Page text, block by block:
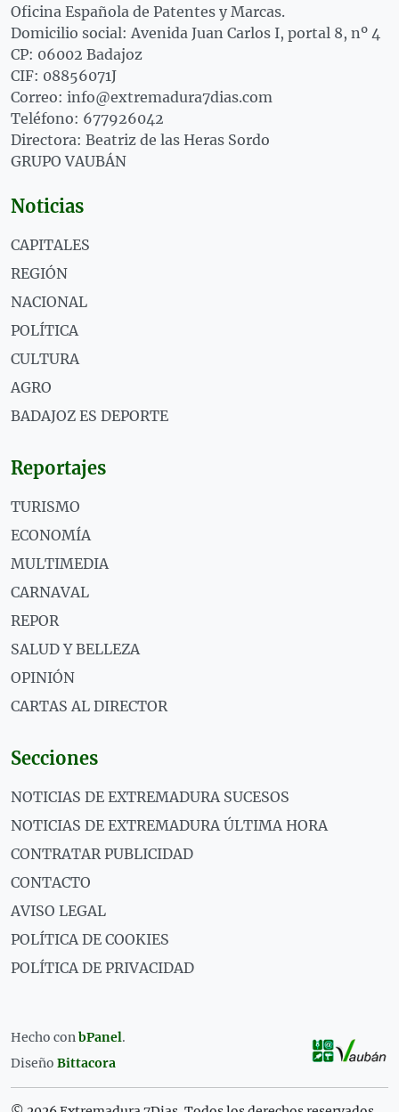
Oficina Española de Patentes y Marcas.
Domicilio social: Avenida Juan Carlos I, portal 8, nº 4
CP: 06002 Badajoz
CIF: 08856071J
Correo: info@extremadura7dias.com
Teléfono: 677926042
Directora: Beatriz de las Heras Sordo
GRUPO VAUBÁN
Noticias
CAPITALES
REGIÓN
NACIONAL
POLÍTICA
CULTURA
AGRO
BADAJOZ ES DEPORTE
Reportajes
TURISMO
ECONOMÍA
MULTIMEDIA
CARNAVAL
REPOR
SALUD Y BELLEZA
OPINIÓN
CARTAS AL DIRECTOR
Secciones
NOTICIAS DE EXTREMADURA SUCESOS
NOTICIAS DE EXTREMADURA ÚLTIMA HORA
CONTRATAR PUBLICIDAD
CONTACTO
AVISO LEGAL
POLÍTICA DE COOKIES
POLÍTICA DE PRIVACIDAD
Hecho conbPanel.
Diseño Bittacora